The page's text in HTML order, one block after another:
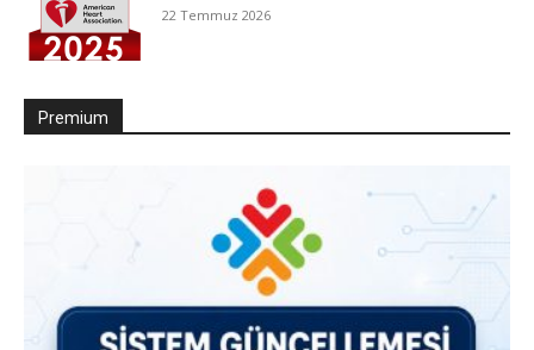
22 Temmuz 2026
Premium